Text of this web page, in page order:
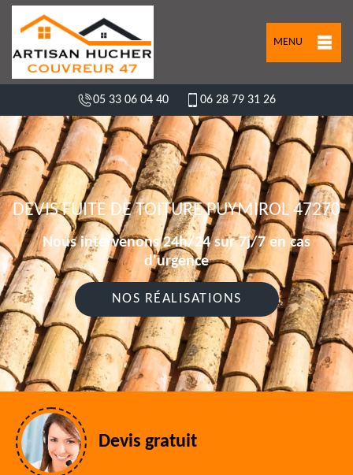
MENU
05 33 06 04 40 06 28 79 31 26
DEVIS FUITE DE TOITURE PUYMIROL 47270
Nous intervenons 24h/24 sur 7j/7 en cas
d'urgence
NOS RÉALISATIONS
Devis gratuit